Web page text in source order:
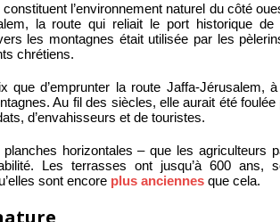
l’environnement naturel du côté
la route qui reliait le port historique
les montagnes était utilisée par les
chrétiens.
que d’emprunter la route Jaffa-Jérusalem,
Au fil des siècles, elle aurait été
d’envahisseurs et de touristes.
horizontales – que les agriculteurs
Les terrasses ont jusqu’à 600 ans,
sont encore plus anciennes que cela.